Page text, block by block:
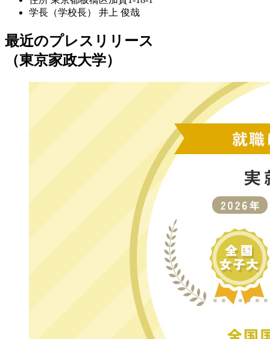
学長（学校長）
井上 俊哉
最近のプレスリリース
（東京家政大学）